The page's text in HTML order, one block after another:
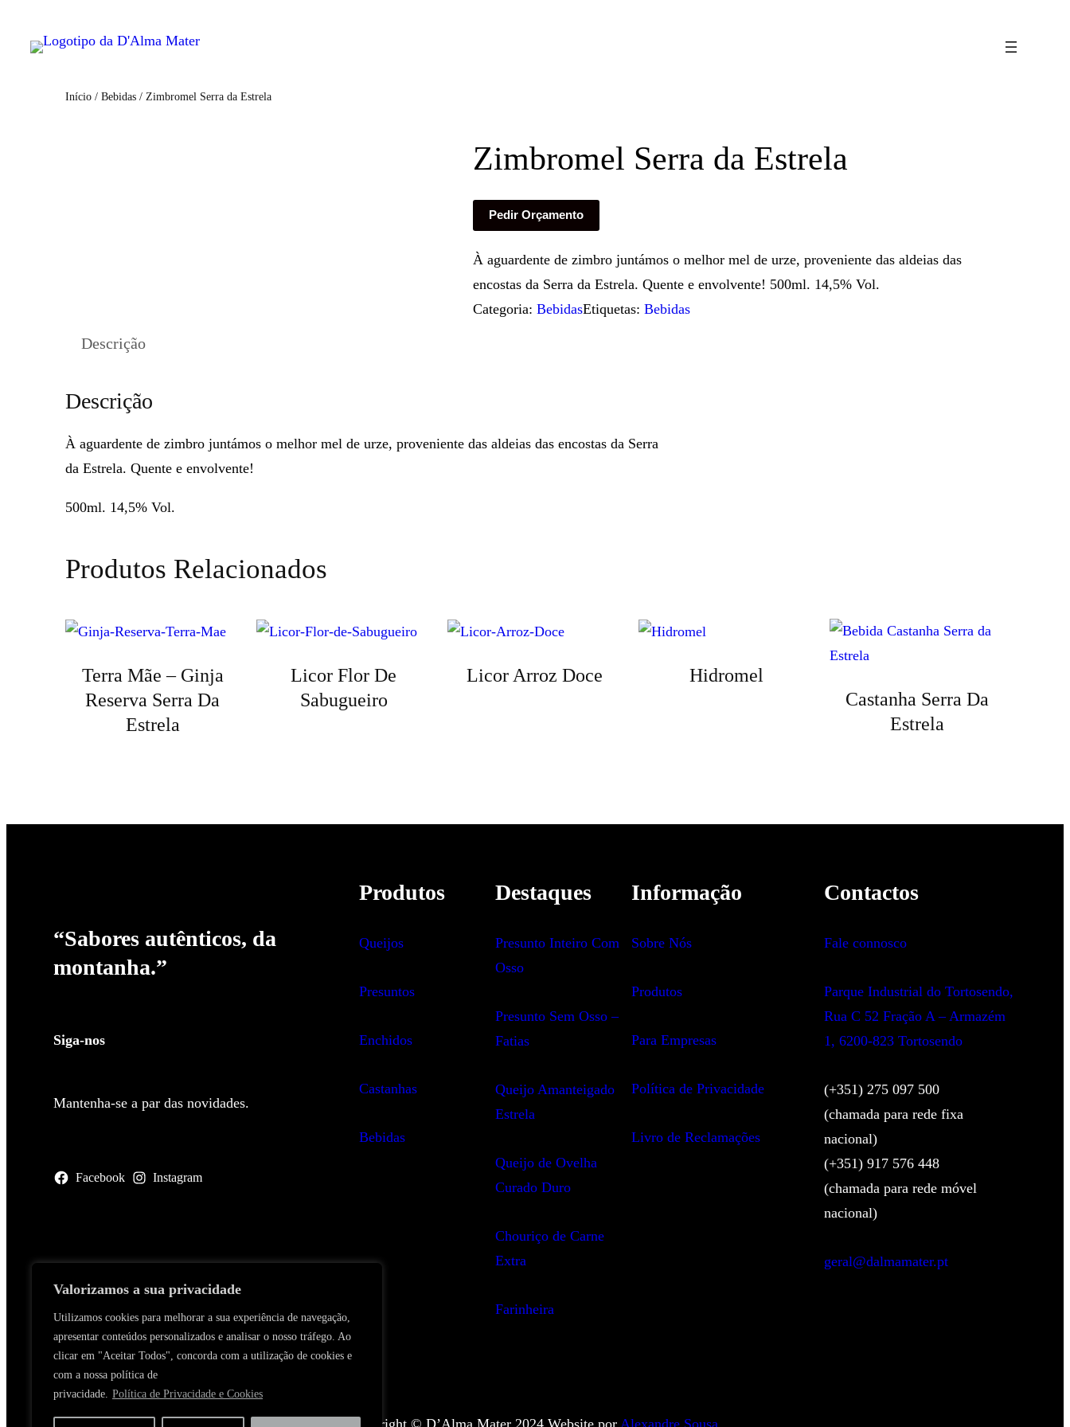
Valorizamos a sua privacidade
Utilizamos cookies para melhorar a sua experiência de navegação,
apresentar conteúdos personalizados e analisar o nosso tráfego. Ao
clicar em "Aceitar Todos", concorda com a utilização de cookies e
com a nossa política de
privacidade. Política de Privacidade e Cookies
Início/ Bebidas/ Zimbromel Serra da Estrela
Zimbromel Serra da Estrela
Pedir Orçamento
À aguardente de zimbro juntámos o melhor mel de urze, proveniente das aldeias das
encostas da Serra da Estrela. Quente e envolvente! 500ml. 14,5% Vol.
Categoria: BebidasEtiquetas: Bebidas
Descrição
Descrição
À aguardente de zimbro juntámos o melhor mel de urze, proveniente das aldeias das encostas da Serra
da Estrela. Quente e envolvente!
500ml. 14,5% Vol.
Produtos Relacionados
Terra Mãe – Ginja
Reserva Serra Da
Estrela
Licor Flor De
Sabugueiro
Licor Arroz Doce
Hidromel
Castanha Serra Da
Estrela
“Sabores autênticos, da
montanha.”
Siga-nos
Mantenha-se a par das novidades.
Facebook Instagram
Produtos
Queijos
Presuntos
Enchidos
Castanhas
Bebidas
Destaques
Presunto Inteiro Com
Osso
Presunto Sem Osso –
Fatias
Queijo Amanteigado
Estrela
Queijo de Ovelha
Curado Duro
Chouriço de Carne
Extra
Farinheira
Informação
Sobre Nós
Produtos
Para Empresas
Política de Privacidade
Livro de Reclamações
Contactos
Fale connosco
Parque Industrial do Tortosendo,
Rua C 52 Fração A – Armazém
1, 6200-823 Tortosendo
(+351) 275 097 500
(chamada para rede fixa
nacional)
(+351) 917 576 448
(chamada para rede móvel
nacional)
geral@dalmamater.pt
Copyright ©️ D’Alma Mater 2024. Website por Alexandre Sousa